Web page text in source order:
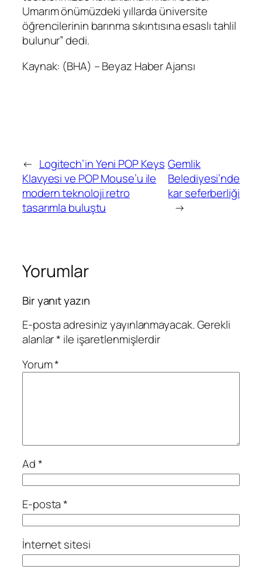
Umarım önümüzdeki yıllarda üniversite
öğrencilerinin barınma sıkıntısına esaslı tahlil
bulunur” dedi.
Kaynak: (BHA) – Beyaz Haber Ajansı
← Logitech’in Yeni POP Keys
Klavyesi ve POP Mouse’u ile
modern teknoloji retro
tasarımla buluştu
Gemlik
Belediyesi’nde
kar seferberliği
→
Yorumlar
Bir yanıt yazın
E-posta adresiniz yayınlanmayacak.Gerekli
alanlar* ile işaretlenmişlerdir
Yorum*
Ad*
E-posta*
İnternet sitesi